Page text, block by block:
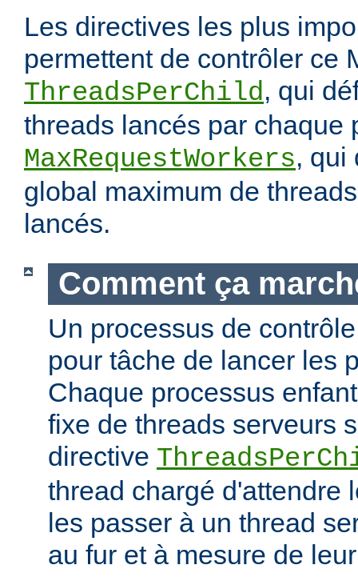
Les directives les plus
permettent de contrôler ce
ThreadsPerChild, qui
threads lancés par chaque
MaxRequestWorkers, qui
global maximum de
lancés.
Comment ça
Un processus de
pour tâche de lancer les
Chaque processus
fixe de threads serveurs
directive
thread chargé d'attendre
les passer à un thread
au fur et à mesure de